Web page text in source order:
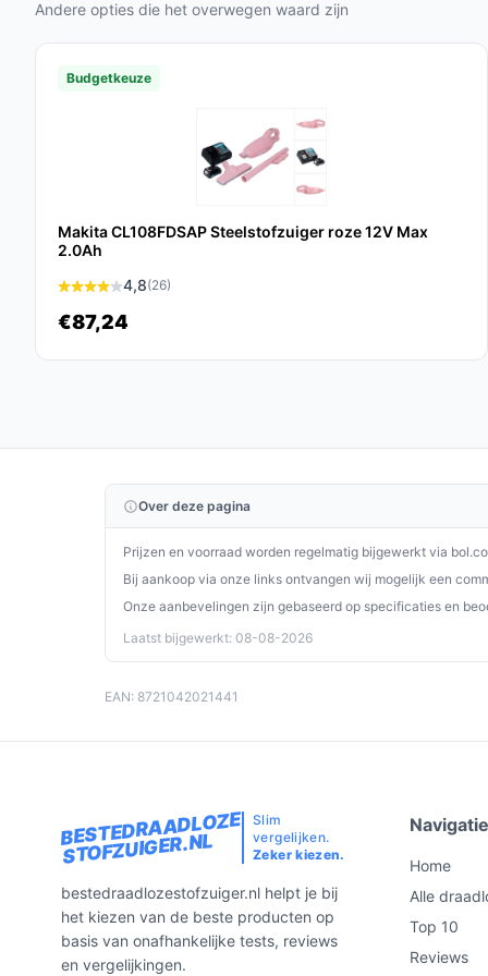
Accu met 2200mAh:Dit biedt de
Veelgestelde vragen
Hoe lang gaat dit product mee?
Met goed onderhoud en regelmatig gebruik van
meegaan, met een verwachte levensduur van 5-7
Is dit geschikt voor tapijt en harde vloeren?
vloeren, waardoor hij veelzijdig is voor elk type
In vergelijking met andere modellen biedt de
gebruiksduur en een uitgebreider filtersysteem,
Conclusie
De Elekiatech Steelstofzuiger Draadloos
één apparaat. Met zijn veelzijdige functies en
aanvulling voor elk huishouden. Maak de juiste
Ontdek alle specificaties en vergelijk prijzen
wat perfect past bij jouw behoeften!
Andere opties die het overwegen waard zijn
Budgetkeuze
Makita CL108FDSAP Steelstofzuiger roze 12V Max
2.0Ah
4,8(26)
€87,24
Over deze pagina
Prijzen en voorraad worden regelmatig bijgewerkt via
Bij aankoop via onze links ontvangen wij mogelijk een
Onze aanbevelingen zijn gebaseerd op specificaties en
Laatst bijgewerkt: 08-08-2026
EAN: 8721042021441
BESTEDRAADLOZE
STOFZUIGER.NL
Slim
vergelijken.
Zeker kiezen.
bestedraadlozestofzuiger.nl helpt je bij
het kiezen van de beste producten op
basis van onafhankelijke tests, reviews
en vergelijkingen.
Navigatie
Home
Alle
Top 10
Reviews